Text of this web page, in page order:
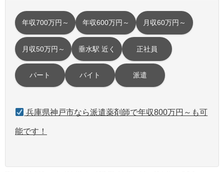
年収700万円～ 年収600万円～ 月収60万円～
月収50万円～ 垂水駅 近く 正社員
パート バイト 派遣
兵庫県神戸市なら派遣薬剤師で年収800万円～も可
能です！